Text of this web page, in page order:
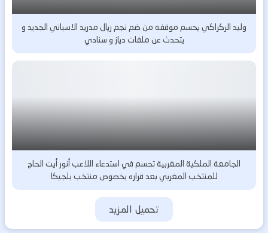
وليد الركراكي يحسم موقفه من ضم نجم ريال مدريد الاسباني الجديد و
يتحدث عن ملفات دياز و سنادي
الجامعة الملكية المغربية تحسم في استدعاء اللاعب أنور أيت الحاج
للمنتخب المغربي بعد قراره بخصوص منتخب بلجيكا
تحميل المزيد